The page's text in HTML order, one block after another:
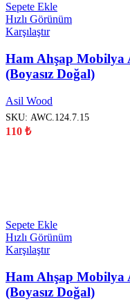
Sepete Ekle
Hızlı Görünüm
Karşılaştır
Ham Ahşap Mobilya
(Boyasız Doğal)
Asil Wood
SKU: AWC.124.7.15
110 ₺
Sepete Ekle
Hızlı Görünüm
Karşılaştır
Ham Ahşap Mobilya
(Boyasız Doğal)